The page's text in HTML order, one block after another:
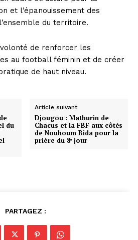
et l’épanouissement des
du territoire.
de renforcer les
au football féminin et de créer
de haut niveau.
du
Article suivant
Djougou : Mathurin de
Chacus et la FBF aux côtés
de Nouhoum Bida pour la
prière du 8ᵉ jour
PARTAGEZ :